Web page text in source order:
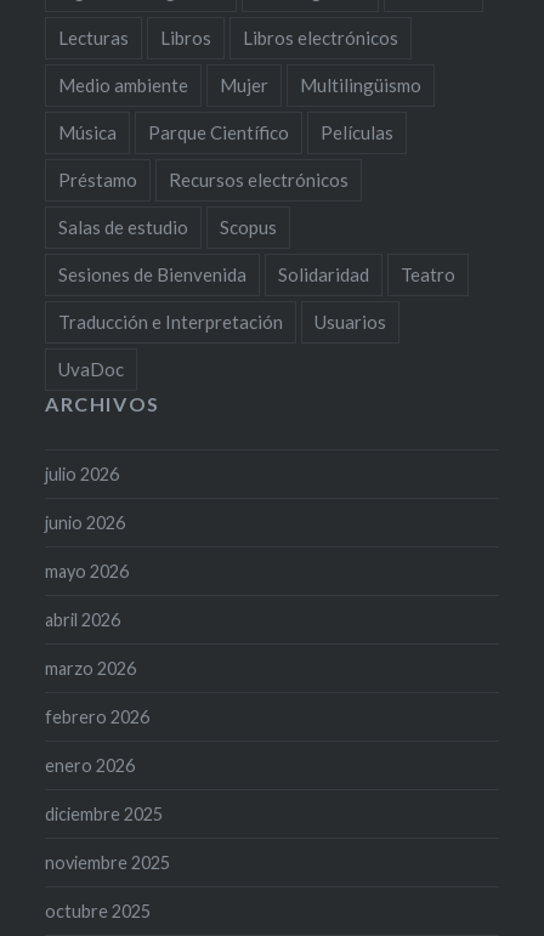
Lecturas Libros Libros electrónicos
Medio ambiente Mujer Multilingüismo
Música Parque Científico Películas
Préstamo Recursos electrónicos
Salas de estudio Scopus
Sesiones de Bienvenida Solidaridad Teatro
Traducción e Interpretación Usuarios
UvaDoc
ARCHIVOS
julio 2026
junio 2026
mayo 2026
abril 2026
marzo 2026
febrero 2026
enero 2026
diciembre 2025
noviembre 2025
octubre 2025